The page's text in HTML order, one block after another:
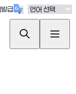
림)
급(새창 열림)